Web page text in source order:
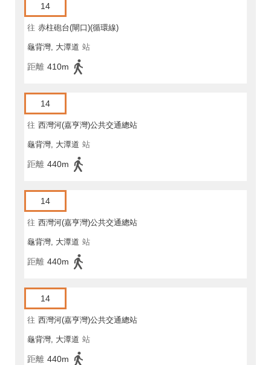
14
往 赤柱砲台(閘口)(循環線)
龜背灣, 大潭道 站
距離 410m
14
往 西灣河(嘉亨灣)公共交通總站
龜背灣, 大潭道 站
距離 440m
14
往 西灣河(嘉亨灣)公共交通總站
龜背灣, 大潭道 站
距離 440m
14
往 西灣河(嘉亨灣)公共交通總站
龜背灣, 大潭道 站
距離 440m